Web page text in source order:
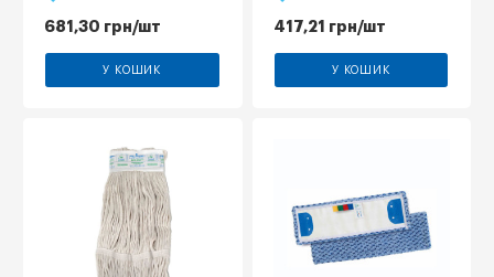
681,30 грн/шт
У КОШИК
417,21 грн/шт
У КОШИК